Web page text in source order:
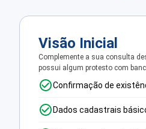
Visão Inicial
Complemente a sua consulta
possui algum protesto com
Confirmação de
Dados cadastrais